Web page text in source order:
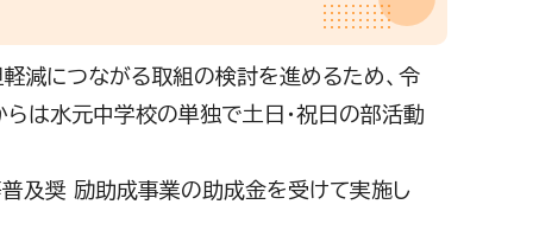
減につながる取組の検討を進めるため、令
は水元中学校の単独で土日・祝日の部活動
及奨 励助成事業の助成金を受けて実施し